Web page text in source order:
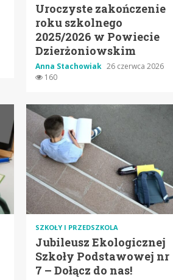
Uroczyste zakończenie
roku szkolnego
2025/2026 w Powiecie
Dzierżoniowskim
Anna Stachowiak 26 czerwca 2026
160
SZKOŁY I PRZEDSZKOLA
Jubileusz Ekologicznej
Szkoły Podstawowej nr
7 – Dołącz do nas!